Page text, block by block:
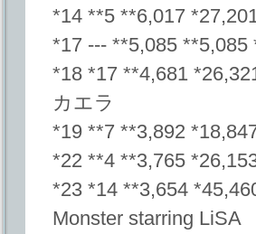
*14 **5 **6,017
*17 --- **5,085 **5,085
*18 *17 **4,681
カエラ
*19 **7 **3,892
*22 **4 **3,765
*23 *14 **3,654
Monster starring LiSA